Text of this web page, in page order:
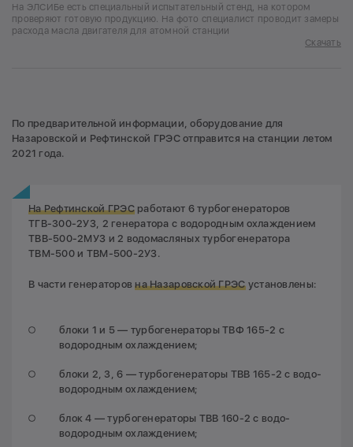
На ЭЛСИБе есть специальный испытательный стенд, на котором
проверяют готовую продукцию. На фото специалист проводит замеры
расхода масла двигателя для атомной станции
Скачать
По предварительной информации, оборудование для
Назаровской и Рефтинской ГРЭС отправится на станции летом
2021 года.
На Рефтинской ГРЭСработают 6 турбогенераторов
ТГВ-300-2УЗ, 2 генератора с водородным охлаждением
ТВВ-500-2МУЗ и 2 водомасляных турбогенератора
ТВМ-500 и ТВМ-500-2УЗ.
В части генераторовна Назаровской ГРЭСустановлены:
блоки 1 и 5 — турбогенераторы ТВФ 165-2 с
водородным охлаждением;
блоки 2, 3, 6 — турбогенераторы ТВВ 165-2 с водо-
водородным охлаждением;
блок 4 — турбогенераторы ТВВ 160-2 с водо-
водородным охлаждением;